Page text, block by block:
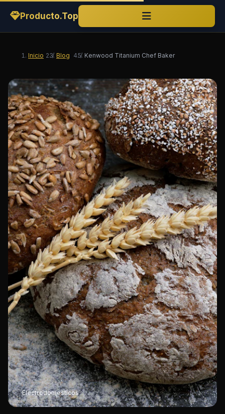
Producto.Top
Inicio / Blog / Kenwood Titanium Chef Baker
Electrodomesticos